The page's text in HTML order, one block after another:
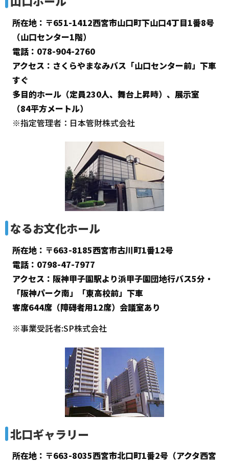
所在地：〒651-1412西宮市山口町下山口4丁目1番8号
（山口センター1階）
電話：078-904-2760
アクセス：さくらやまなみバス「山口センター前」下車
すぐ
多目的ホール（定員230人、舞台上昇時）、展示室
（84平方メートル）
※指定管理者：日本管財株式会社
なるお文化ホール
所在地：〒663-8185西宮市古川町1番12号
電話：0798-47-7977
アクセス：阪神甲子園駅より浜甲子園団地行バス5分・
「阪神パーク南」「東高校前」下車
客席644席（障碍者用12席）会議室あり
※事業受託者:SP株式会社
北口ギャラリー
所在地：〒663-8035西宮市北口町1番2号（アクタ西宮